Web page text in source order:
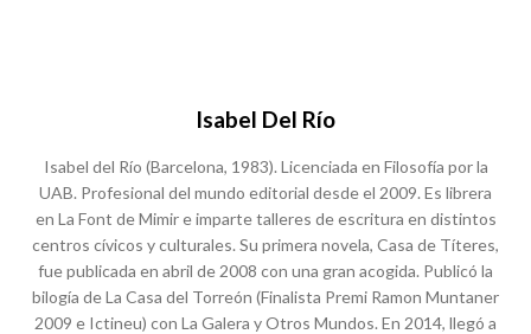
Isabel Del Río
Isabel del Río (Barcelona, 1983). Licenciada en Filosofía por la
UAB. Profesional del mundo editorial desde el 2009. Es librera
en La Font de Mimir e imparte talleres de escritura en distintos
centros cívicos y culturales. Su primera novela, Casa de Títeres,
fue publicada en abril de 2008 con una gran acogida. Publicó la
bilogía de La Casa del Torreón (Finalista Premi Ramon Muntaner
2009 e Ictineu) con La Galera y Otros Mundos. En 2014, llegó a